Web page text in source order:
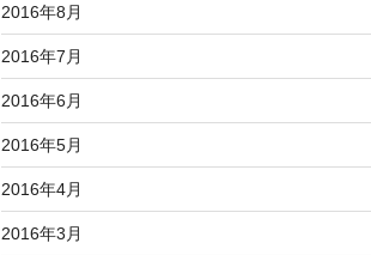
2016年8月
2016年7月
2016年6月
2016年5月
2016年4月
2016年3月